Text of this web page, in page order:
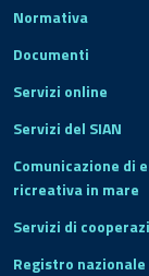
Normativa
Documenti
Servizi online
Servizi del SIAN
Comunicazione di
ricreativa in mare
Servizi di
Registro